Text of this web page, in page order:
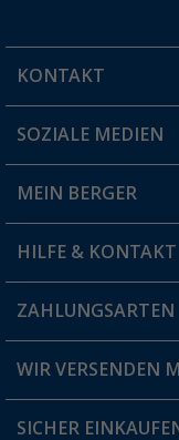
KONTAKT
Du hast eine Frage?
Filiale finden
SOZIALE MEDIEN
MEIN BERGER
Vorteilskarte
Blog
Jobs & Karriere
HILFE & KONTAKT
FAQ & Kontakt
Versandinformationen
ZAHLUNGSARTEN
WIR VERSENDEN
SICHER